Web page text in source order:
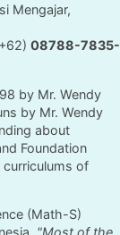
Mengajar,
08788-7835-
by Mr. Wendy
by Mr. Wendy
about
Foundation
curriculums of
(Math-S)
"Most of the